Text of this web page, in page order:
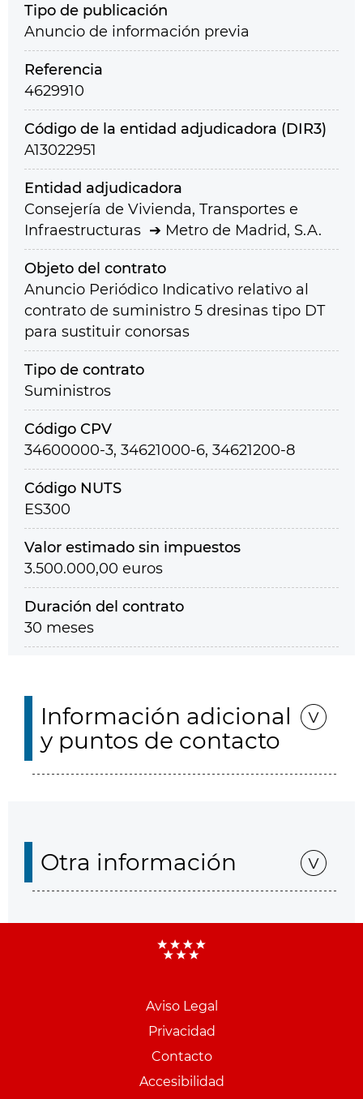
Tipo de publicación
Anuncio de información previa
Referencia
4629910
Código de la entidad adjudicadora (DIR3)
A13022951
Entidad adjudicadora
Consejería de Vivienda, Transportes e
Infraestructuras
Metro de Madrid, S.A.
Objeto del contrato
Anuncio Periódico Indicativo relativo al
contrato de suministro 5 dresinas tipo DT
para sustituir conorsas
Tipo de contrato
Suministros
Código CPV
34600000-3, 34621000-6, 34621200-8
Código NUTS
ES300
Valor estimado sin impuestos
3.500.000,00 euros
Duración del contrato
30 meses
Información adicional
y puntos de contacto
Otra información
Aviso Legal
Privacidad
Contacto
Accesibilidad